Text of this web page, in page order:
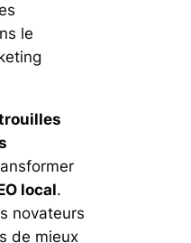
le
local.
novateurs
de mieux